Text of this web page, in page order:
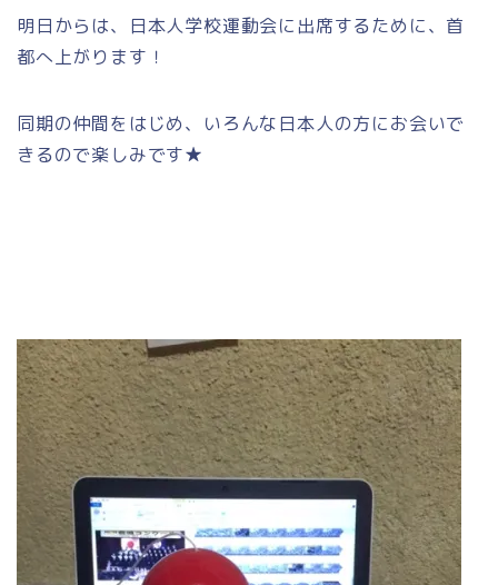
明日からは、日本人学校運動会に出席するために、首
都へ上がります！
同期の仲間をはじめ、いろんな日本人の方にお会いで
きるので楽しみです★